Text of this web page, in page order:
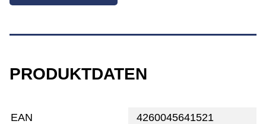
PRODUKTDATEN
EAN 4260045641521